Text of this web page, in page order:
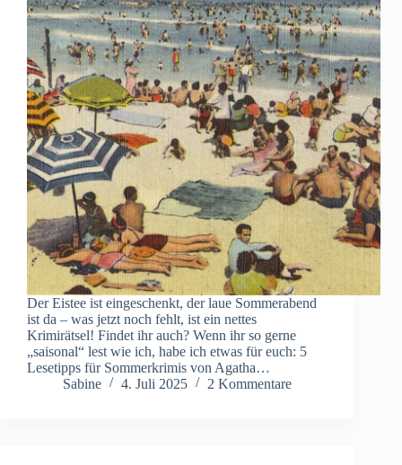
Der Eistee ist eingeschenkt, der laue Sommerabend
ist da – was jetzt noch fehlt, ist ein nettes
Krimirätsel! Findet ihr auch? Wenn ihr so gerne
„saisonal“ lest wie ich, habe ich etwas für euch: 5
Lesetipps für Sommerkrimis von Agatha…
Sabine
4. Juli 2025 2 Kommentare